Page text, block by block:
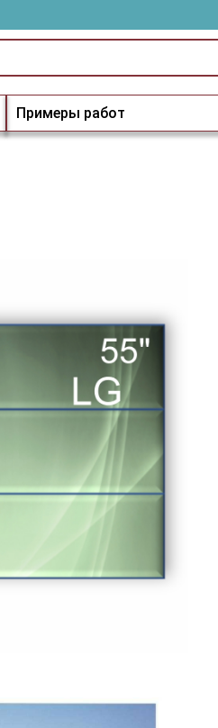
Примеры работ